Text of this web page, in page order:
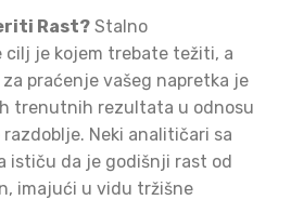
Rast? Stalno
cilj je kojem trebate težiti, a
praćenje vašeg napretka je
trenutnih rezultata u odnosu
Neki analitičari sa
ističu da je godišnji rast od
imajući u vidu tržišne